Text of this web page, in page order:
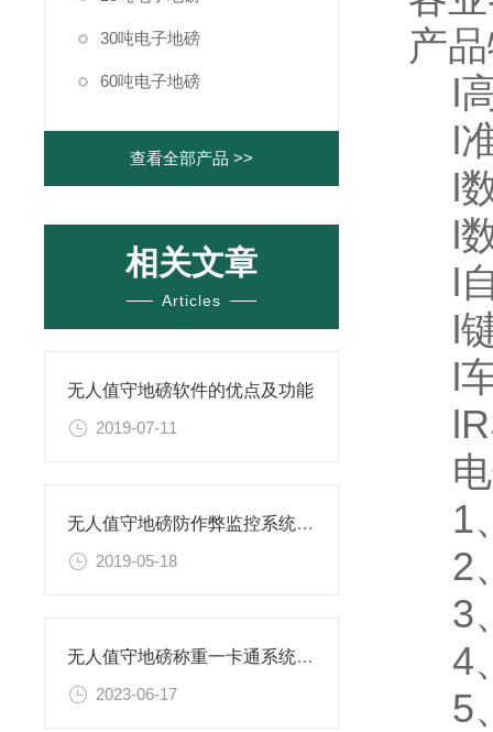
30吨电子地磅
60吨电子地磅
查看全部产品 >>
相关文章
Articles
无人值守地磅软件的优点及功能
2019-07-11
无人值守地磅防作弊监控系统厂家
2019-05-18
无人值守地磅称重一卡通系统的使用场景
2023-06-17
产
l高
l
l数
l数
l自
l键
l车
电
1
2
3
4
5